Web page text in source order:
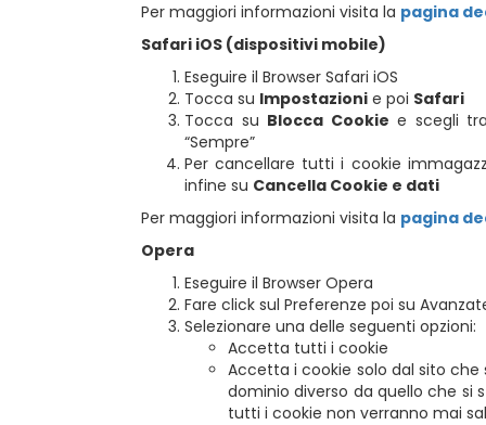
Per maggiori informazioni visita la pagina
Safari iOS (dispositivi mobile)
Eseguire il Browser Safari iOS
Tocca su Impostazioni e poi Safari
Tocca su Blocca Cookie e scegli
“Sempre”
Per cancellare tutti i cookie
infine su Cancella Cookie e dati
Per maggiori informazioni visita la pagina
Opera
Eseguire il Browser Opera
Fare click sul Preferenze poi su
Selezionare una delle seguenti opzioni:
Accetta tutti i cookie
Accetta i cookie solo dal sito
dominio diverso da quello che si
tutti i cookie non verranno mai